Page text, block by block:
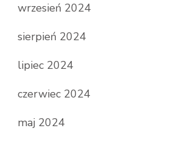
wrzesień 2024
sierpień 2024
lipiec 2024
czerwiec 2024
maj 2024